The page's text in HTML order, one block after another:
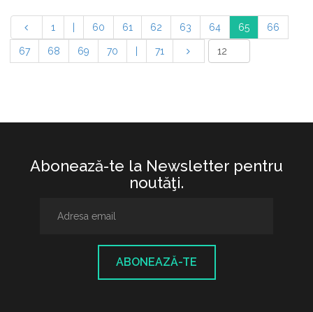
1 60 61 62 63 64 65 66
67 68 69 70 71
Abonează-te la Newsletter pentru
noutăţi.
ABONEAZĂ-TE